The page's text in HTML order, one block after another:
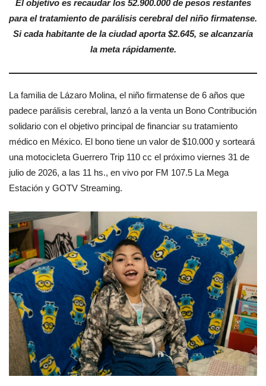
El objetivo es recaudar los 52.900.000 de pesos restantes
para el tratamiento de parálisis cerebral del niño firmatense.
Si cada habitante de la ciudad aporta $2.645, se alcanzaría
la meta rápidamente.
La familia de Lázaro Molina, el niño firmatense de 6 años que
padece parálisis cerebral, lanzó a la venta un Bono Contribución
solidario con el objetivo principal de financiar su tratamiento
médico en México. El bono tiene un valor de $10.000 y sorteará
una motocicleta Guerrero Trip 110 cc el próximo viernes 31 de
julio de 2026, a las 11 hs., en vivo por FM 107.5 La Mega
Estación y GOTV Streaming.